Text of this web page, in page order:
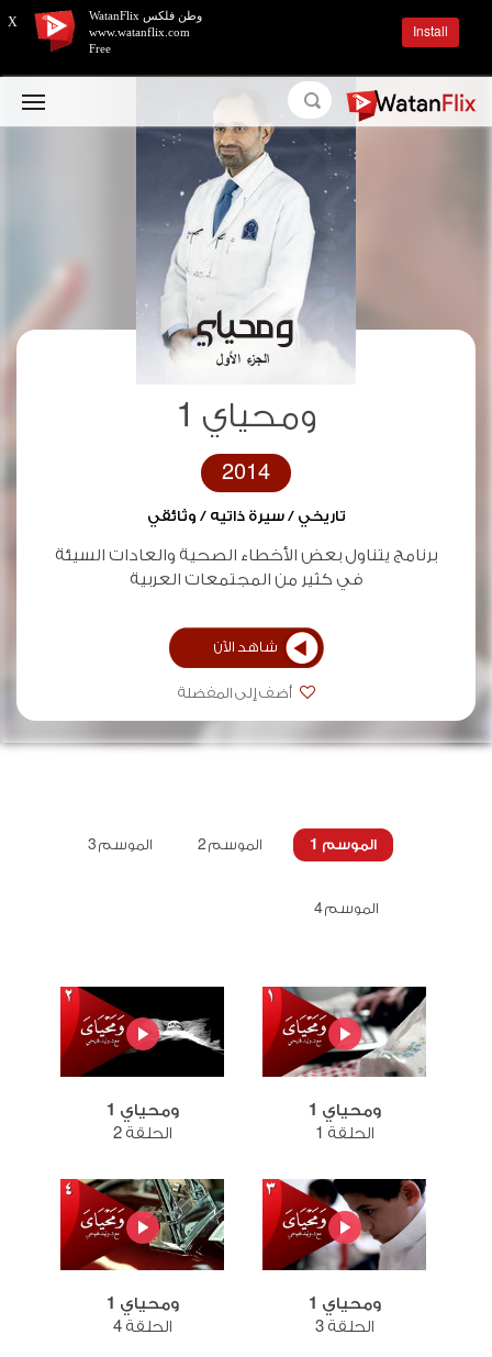
ومحياي 1
2014
تاريخي / سيرة ذاتيه / وثائقي
برنامج يتناول بعض الأخطاء الصحية والعادات السيئة
في كثير من المجتمعات العربية
شاهد الآن
أضف إلى المفضلة
الموسم 1 الموسم 2 الموسم 3
الموسم 4
ومحياي 1
الحلقة 1
ومحياي 1
الحلقة 2
ومحياي 1
الحلقة 3
ومحياي 1
الحلقة 4
X
وطن فلكس WatanFlix
www.watanflix.com
Free
Install